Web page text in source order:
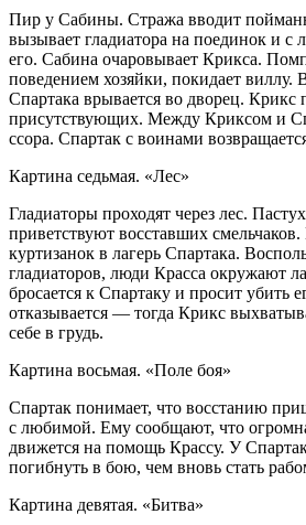
Пир у Сабины. Стража вводит
вызывает гладиатора на поединок и с
его. Сабина очаровывает Крикса.
поведением хозяйки, покидает виллу.
Спартака врывается во дворец. Крикс
присутствующих. Между Криксом и
ссора. Спартак с воинами
Картина седьмая. «Лес»
Гладиаторы проходят через лес.
приветствуют восставших
куртизанок в лагерь Спартака.
гладиаторов, люди Красса окружают
бросается к Спартаку и просит убить
отказывается — тогда Крикс
себе в грудь.
Картина восьмая. «Поле боя»
Спартак понимает, что восстанию
с любимой. Ему сообщают, что
движется на помощь Крассу. У
погибнуть в бою, чем вновь стать
Картина девятая. «Битва»